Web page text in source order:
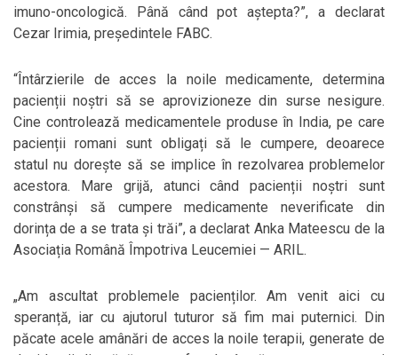
imuno-oncologică. Până când pot aștepta?”, a declarat
Cezar Irimia, președintele FABC.
“Întârzierile de acces la noile medicamente, determina
pacienții noștri să se aprovizioneze din surse nesigure.
Cine controlează medicamentele produse în India, pe care
pacienții romani sunt obligați să le cumpere, deoarece
statul nu dorește să se implice în rezolvarea problemelor
acestora. Mare grijă, atunci când pacienții noștri sunt
constrânși să cumpere medicamente neverificate din
dorința de a se trata și trăi”, a declarat Anka Mateescu de la
Asociația Română Împotriva Leucemiei — ARIL.
„Am ascultat problemele pacienților. Am venit aici cu
speranță, iar cu ajutorul tuturor să fim mai puternici. Din
păcate acele amânări de acces la noile terapii, generate de